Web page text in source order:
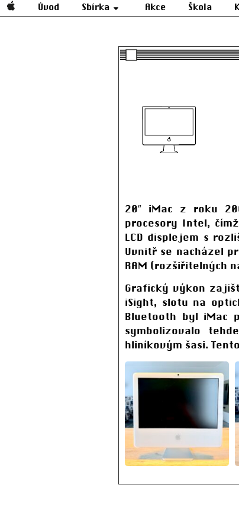
Úvod Sbírka Akce Škola
20″ iMac z roku
procesory Intel,
LCD displejem s
Uvnitř se nacházel
RAM (rozšiřitelných
Grafický výkon
iSight, slotu na
Bluetooth byl iMac
symbolizovalo
hliníkovým šasi.